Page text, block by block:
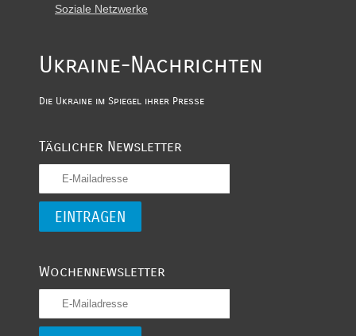
Soziale Netzwerke
Ukraine-Nachrichten
Die Ukraine im Spiegel ihrer Presse
Täglicher Newsletter
Wochennewsletter